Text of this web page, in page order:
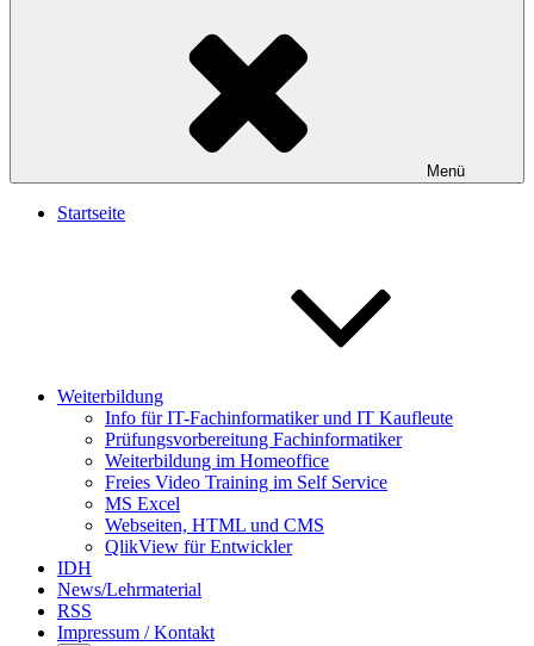
Menü
Startseite
Weiterbildung
Info für IT-Fachinformatiker und IT Kaufleute
Prüfungsvorbereitung Fachinformatiker
Weiterbildung im Homeoffice
Freies Video Training im Self Service
MS Excel
Webseiten, HTML und CMS
QlikView für Entwickler
IDH
News/Lehrmaterial
RSS
Impressum / Kontakt